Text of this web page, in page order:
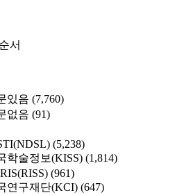
서
있음 (7,760)
없음 (91)
(5,238)
학술정보(KISS) (1,814)
(961)
연구재단(KCI) (647)